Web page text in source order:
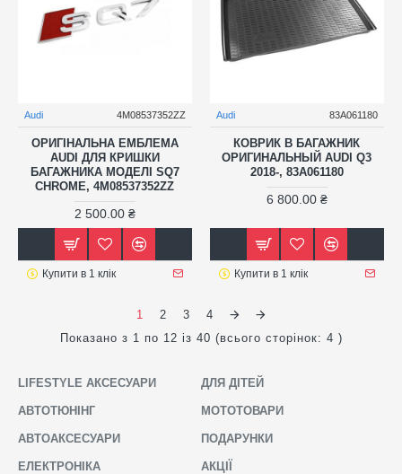
Audi 4M08537352ZZ
ОРИГІНАЛЬНА ЕМБЛЕМА
AUDI ДЛЯ КРИШКИ
БАГАЖНИКА МОДЕЛІ SQ7
CHROME, 4M08537352ZZ
2 500.00 ₴
Купити в 1 клік
Audi 83A061180
КОВРИК В БАГАЖНИК
ОРИГИНАЛЬНЫЙ AUDI Q3
2018-, 83A061180
6 800.00 ₴
Купити в 1 клік
1 2 3
4
Показано з 1 по 12 із 40 (всього сторінок: 4 )
LIFESTYLE АКСЕСУАРИ
АВТОТЮНІНГ
АВТОАКСЕСУАРИ
ЕЛЕКТРОНІКА
ДЛЯ ДІТЕЙ
МОТОТОВАРИ
ПОДАРУНКИ
АКЦІЇ